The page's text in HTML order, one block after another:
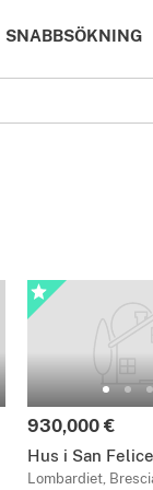
SNABBSÖKNING
930,000 €
Hus i San
Lombardiet,